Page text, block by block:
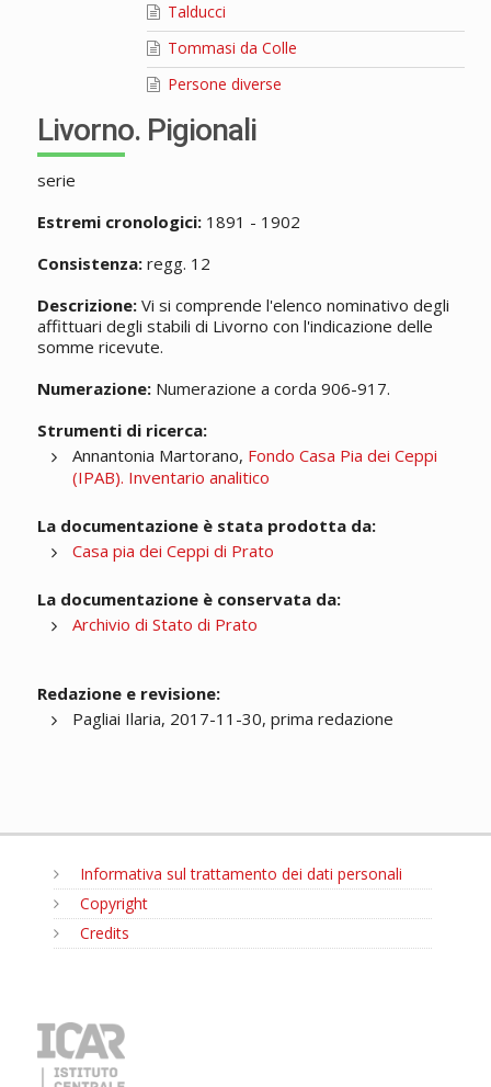
Talducci
Tommasi da Colle
Persone diverse
Livorno. Pigionali
serie
Estremi cronologici:1891 - 1902
Consistenza:regg. 12
Descrizione:Vi si comprende l'elenco nominativo degli
affittuari degli stabili di Livorno con l'indicazione delle
somme ricevute.
Numerazione:Numerazione a corda 906-917.
Strumenti di ricerca:
Annantonia Martorano, Fondo Casa Pia dei Ceppi
(IPAB). Inventario analitico
La documentazione è stata prodotta da:
Casa pia dei Ceppi di Prato
La documentazione è conservata da:
Archivio di Stato di Prato
Redazione e revisione:
Pagliai Ilaria, 2017-11-30, prima redazione
Informativa sul trattamento dei dati personali
Copyright
Credits